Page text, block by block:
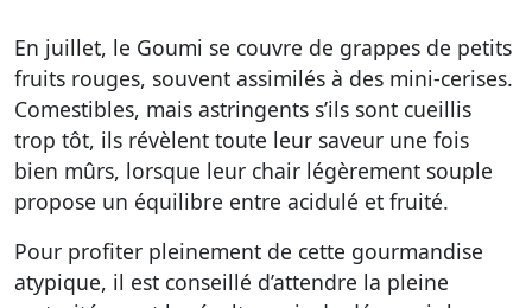
En juillet, le Goumi se couvre de grappes de petits
fruits rouges, souvent assimilés à des mini-cerises.
Comestibles, mais astringents s’ils sont cueillis
trop tôt, ils révèlent toute leur saveur une fois
bien mûrs, lorsque leur chair légèrement souple
propose un équilibre entre acidulé et fruité.
Pour profiter pleinement de cette gourmandise
atypique, il est conseillé d’attendre la pleine